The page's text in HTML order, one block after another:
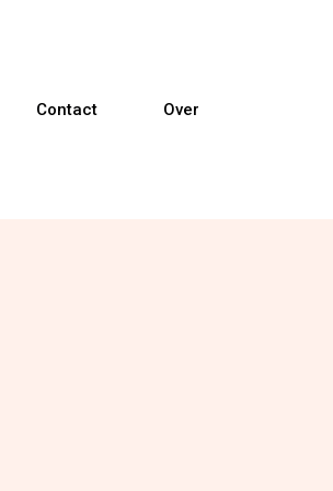
Contact Over